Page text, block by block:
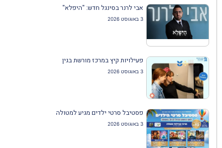
אבי לרנר בסינגל חדש: "היפלא"
3 באוגוסט 2026
פעילויות קיץ במרכז מורשת בגין
3 באוגוסט 2026
פסטיבל סרטי ילדים מגיע למטולה
3 באוגוסט 2026